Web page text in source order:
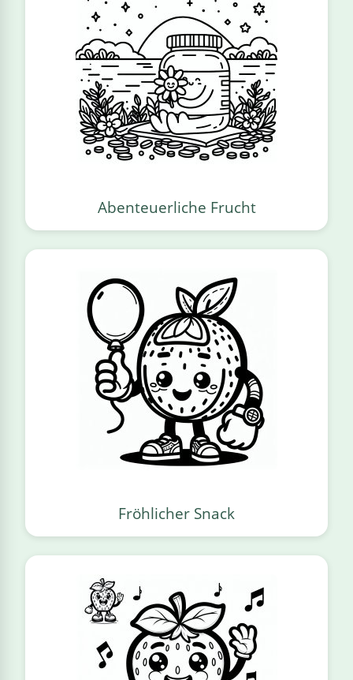
Abenteuerliche Frucht
Fröhlicher Snack